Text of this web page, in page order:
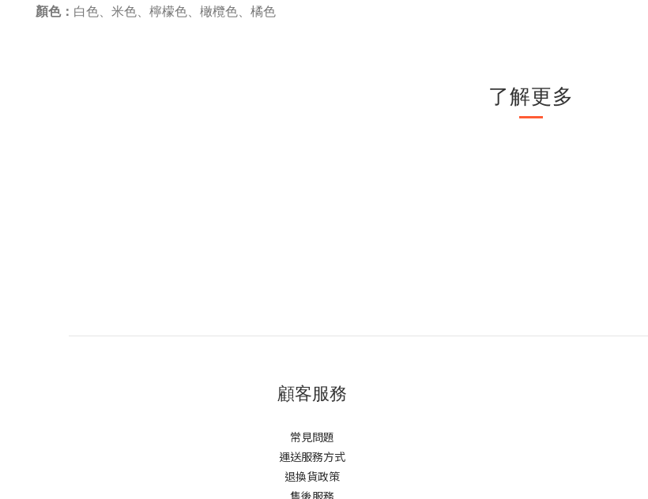
顏色： 白色、米色、檸檬色、橄欖色、橘色
了解更多
顧客服務
常見問題
運送服務方式
退換貨政策